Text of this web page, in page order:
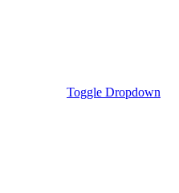
Toggle Dropdown